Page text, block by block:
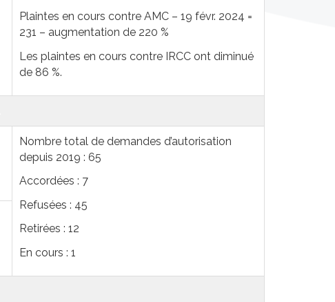
Plaintes en cours contre AMC – 19 févr. 2024 =
231 – augmentation de 220 %
Les plaintes en cours contre IRCC ont diminué
de 86 %.
Nombre total de demandes d’autorisation
depuis 2019 : 65
Accordées : 7
Refusées : 45
Retirées : 12
En cours : 1